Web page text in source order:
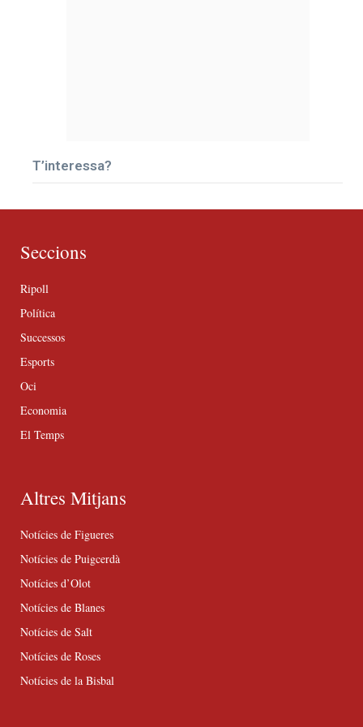
T’interessa?
Seccions
Ripoll
Política
Successos
Esports
Oci
Economia
El Temps
Altres Mitjans
Notícies de Figueres
Notícies de Puigcerdà
Notícies d’Olot
Notícies de Blanes
Notícies de Salt
Notícies de Roses
Notícies de la Bisbal